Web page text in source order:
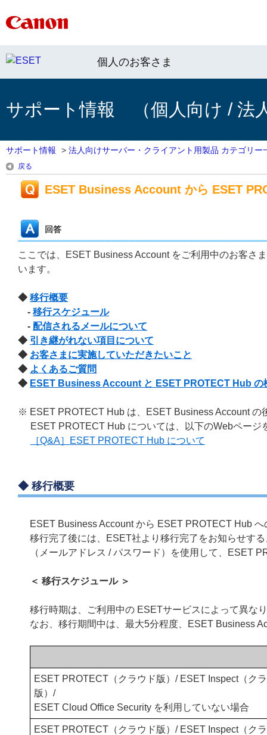
個人のお客さま
サポート情報 （個人向け / 法
サポート情報 > 法人向けサーバー・クライアント用製品 カテゴリー
戻る
ESET Business Account から ESET
回答
ここでは、ESET Business Account をご利用中のお客さ
います。
◆ 移行概要
- 移行スケジュール
- 配信されるメールについて
◆ 引き継がれない項目について
◆ お客さまに実施していただきたいこと
◆ よくあるご質問
◆ ESET Business Account と ESET PROTECT Hub の
※ ESET PROTECT Hub は、ESET Business Account の
ESET PROTECT Hub については、以下のWebページ
［Q&A］ESET PROTECT Hub について
◆ 移行概要
ESET Business Account から ESET PROTECT Hub
移行完了後には、ESET社より移行完了をお知らせす
（メールアドレス / パスワード）を使用して、ESET
＜ 移行スケジュール ＞
移行時期は、ご利用中の ESETサービスによって異な
なお、移行期間中は、最大5分程度、ESET Business
ESET PROTECT（クラウド版）/ ESET Inspect（ク
版）/
ESET Cloud Office Security を利用していない場合
ESET PROTECT（クラウド版）/ ESET Inspect（ク